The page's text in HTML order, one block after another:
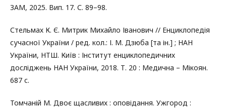
ЗАМ, 2025. Вип. 17. С. 89–98.
Стельмах К. Є. Митрик Михайло Іванович // Енциклопедія
сучасної України / ред. кол.: І. М. Дзюба [та ін.] ; НАН
України, НТШ. Київ : Інститут енциклопедичних
досліджень НАН України, 2018. Т. 20 : Медична – Мікоян.
687 с.
Томчаній М. Двоє щасливих : оповідання. Ужгород :